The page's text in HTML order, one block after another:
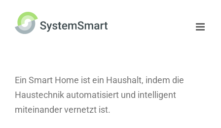
Inhalt
springen
Ein Smart Home ist ein Haushalt, indem die
Haustechnik automatisiert und intelligent
miteinander vernetzt ist.